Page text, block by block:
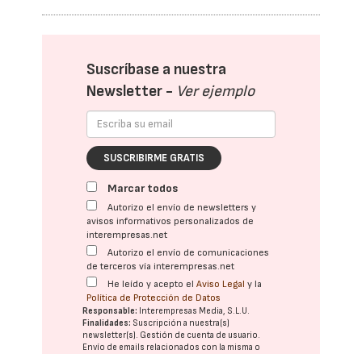
Suscríbase a nuestra
Newsletter - Ver ejemplo
SUSCRIBIRME GRATIS
Marcar todos
Autorizo el envío de newsletters y
avisos informativos personalizados de
interempresas.net
Autorizo el envío de comunicaciones
de terceros vía interempresas.net
He leído y acepto elAviso Legal y la
Política de Protección de Datos
Responsable: Interempresas Media, S.L.U.
Finalidades: Suscripción a nuestra(s)
newsletter(s). Gestión de cuenta de usuario.
Envío de emails relacionados con la misma o